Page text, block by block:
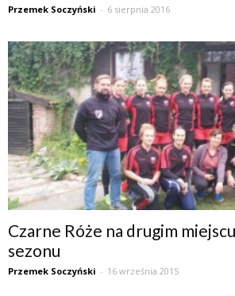
Przemek Soczyński - 6 sierpnia 2016
Czarne Róże na drugim
sezonu
Przemek Soczyński - 16 września 2015